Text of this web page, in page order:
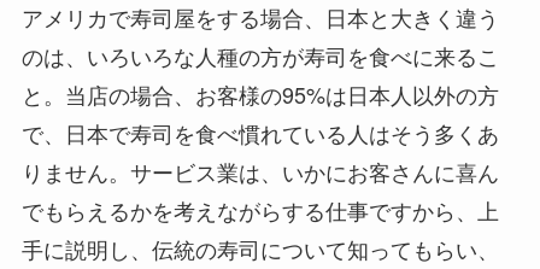
アメリカで寿司屋をする場合、日本と大きく違う
のは、いろいろな人種の方が寿司を食べに来るこ
と。当店の場合、お客様の95%は日本人以外の方
で、日本で寿司を食べ慣れている人はそう多くあ
りません。サービス業は、いかにお客さんに喜ん
でもらえるかを考えながらする仕事ですから、上
手に説明し、伝統の寿司について知ってもらい、